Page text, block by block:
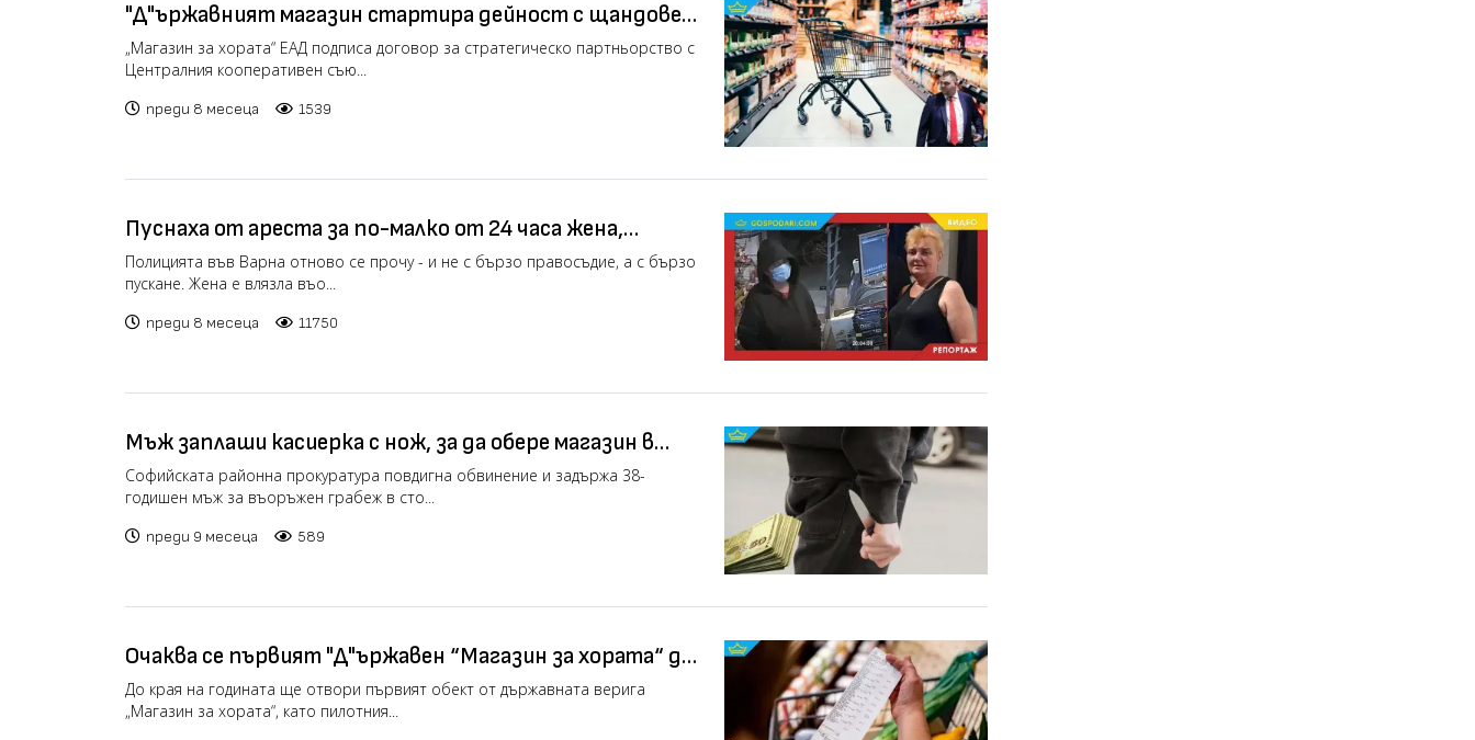
"Д"ържавният магазин стартира дейност с щандове
в пловдивски супермаркети
„Магазин за хората“ ЕАД подписа договор за стратегическо партньорство с
Централния кооперативен съю...
преди 8 месеца 1539
Пуснаха от ареста за по-малко от 24 часа жена,
извършила въоръжен грабеж в магазин във Варна
(РЕПОРТАЖ)
Полицията във Варна отново се прочу - и не с бързо правосъдие, а с бързо
пускане. Жена е влязла въо...
преди 8 месеца 11750
Мъж заплаши касиерка с нож, за да обере магазин в
столичния „Студентски град“
Софийската районна прокуратура повдигна обвинение и задържа 38-
годишен мъж за въоръжен грабеж в сто...
преди 9 месеца 589
Очаква се първият "Д"ържавен “Магазин за хората“ да
отвори до края на годината
До края на годината ще отвори първият обект от държавната верига
„Магазин за хората“, като пилотния...